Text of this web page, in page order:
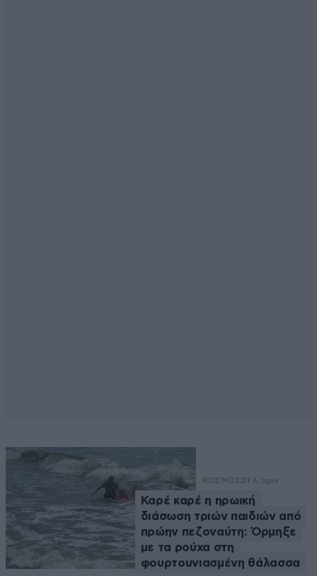
ΚΟΣΜΟΣ21 λ. πριν
Καρέ καρέ η ηρωική
διάσωση τριών παιδιών από
πρώην πεζοναύτη: Όρμηξε
με τα ρούχα στη
φουρτουνιασμένη θάλασσα